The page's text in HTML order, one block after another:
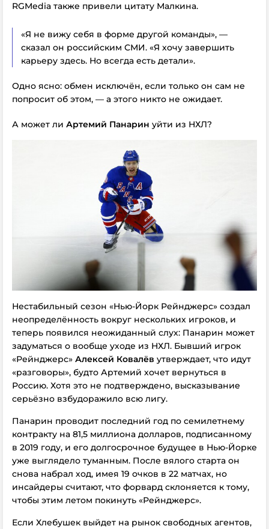
RGMedia также привели цитату Малкина.
«Я не вижу себя в форме другой команды», —
сказал он российским СМИ. «Я хочу завершить
карьеру здесь. Но всегда есть детали».
Одно ясно: обмен исключён, если только он сам не
попросит об этом, — а этого никто не ожидает.
А может ли Артемий Панарин уйти из НХЛ?
Нестабильный сезон «Нью-Йорк Рейнджерс» создал
неопределённость вокруг нескольких игроков, и
теперь появился неожиданный слух: Панарин может
задуматься о вообще уходе из НХЛ. Бывший игрок
«Рейнджерс» Алексей Ковалёв утверждает, что идут
«разговоры», будто Артемий хочет вернуться в
Россию. Хотя это не подтверждено, высказывание
серьёзно взбудоражило всю лигу.
Панарин проводит последний год по семилетнему
контракту на 81,5 миллиона долларов, подписанному
в 2019 году, и его долгосрочное будущее в Нью-Йорке
уже выглядело туманным. После вялого старта он
снова набрал ход, имея 19 очков в 22 матчах, но
инсайдеры считают, что форвард склоняется к тому,
чтобы этим летом покинуть «Рейнджерс».
Если Хлебушек выйдет на рынок свободных агентов,